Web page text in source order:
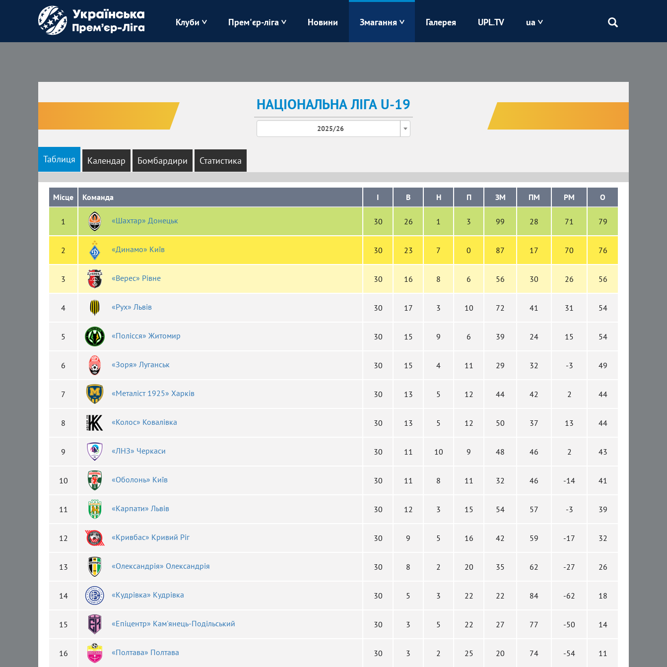
Клуби
Зоря Карпати Колос Кривбас
Лівий Берег ЛНЗ
Чорноморець
Прем'єр-ліга Новини Змагання Галерея UPL.TV ua
НАЦІОНАЛЬНА ЛІГА U-19
2025/26
Таблиця Календар Бомбардири Статистика
Місце Команда І В Н П ЗМ ПМ РМ О
1 «Шахтар» Донецьк 30 26 1 3 99 28 71 79
2 «Динамо» Київ 30 23 7 0 87 17 70 76
3 «Верес» Рівне 30 16 8 6 56 30 26 56
4 «Рух» Львів 30 17 3 10 72 41 31 54
5 «Полісся» Житомир 30 15 9 6 39 24 15 54
6 «Зоря» Луганськ 30 15 4 11 29 32 -3 49
7 «Металіст 1925» Харків 30 13 5 12 44 42 2 44
8 «Колос» Ковалівка 30 13 5 12 50 37 13 44
9 «ЛНЗ» Черкаси 30 11 10 9 48 46 2 43
10 «Оболонь» Київ 30 11 8 11 32 46 -14 41
11 «Карпати» Львів 30 12 3 15 54 57 -3 39
12 «Кривбас» Кривий Ріг 30 9 5 16 42 59 -17 32
13 «Олександрія» Олександрія 30 8 2 20 35 62 -27 26
14 «Кудрівка» Кудрівка 30 5 3 22 22 84 -62 18
15 «Епіцентр» Кам'янець-Подільський 30 3 5 22 27 77 -50 14
16 «Полтава» Полтава 30 3 2 25 20 74 -54 11